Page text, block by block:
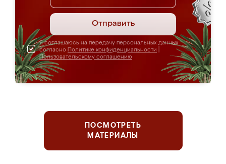
Отправить
Я соглашаюсь на передачу персональных данных
согласно Политике конфиденциальности
Пользовательскому соглашению
ПОСМОТРЕТЬ
МАТЕРИАЛЫ